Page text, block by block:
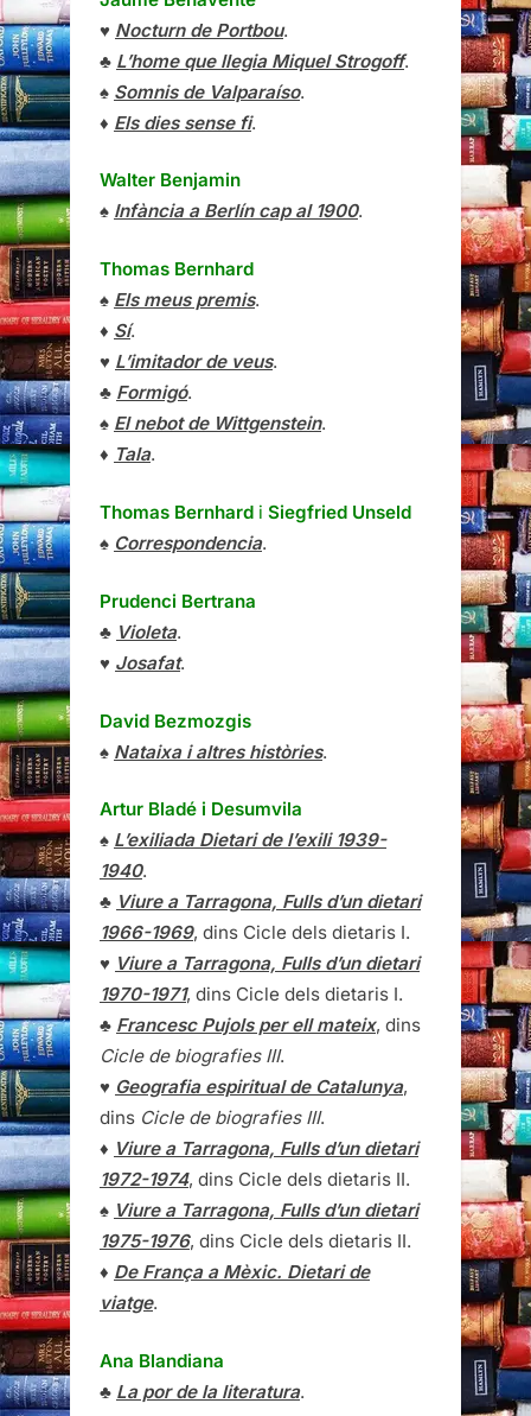
♥ Nocturn de Portbou.
♣ L’home que llegia Miquel Strogoff.
♠ Somnis de Valparaíso.
♦ Els dies sense fi.
Walter Benjamin
♠ Infància a Berlín cap al 1900.
Thomas Bernhard
♠ Els meus premis.
♦ Sí.
♥ L’imitador de veus.
♣ Formigó.
♠ El nebot de Wittgenstein.
♦ Tala.
Thomas Bernhard i Siegfried Unseld
♠ Correspondencia.
Prudenci Bertrana
♣ Violeta.
♥ Josafat.
David Bezmozgis
♠ Nataixa i altres històries.
Artur Bladé i Desumvila
♠ L’exiliada Dietari de l’exili 1939-
1940.
♣ Viure a Tarragona, Fulls d’un dietari
1966-1969, dins Cicle dels dietaris I.
♥ Viure a Tarragona, Fulls d’un dietari
1970-1971, dins Cicle dels dietaris I.
♣ Francesc Pujols per ell mateix, dins
Cicle de biografies III.
♥ Geografia espiritual de Catalunya,
dins Cicle de biografies III.
♦ Viure a Tarragona, Fulls d’un dietari
1972-1974, dins Cicle dels dietaris II.
♠ Viure a Tarragona, Fulls d’un dietari
1975-1976, dins Cicle dels dietaris II.
♦ De França a Mèxic. Dietari de
viatge.
Ana Blandiana
♣ La por de la literatura.